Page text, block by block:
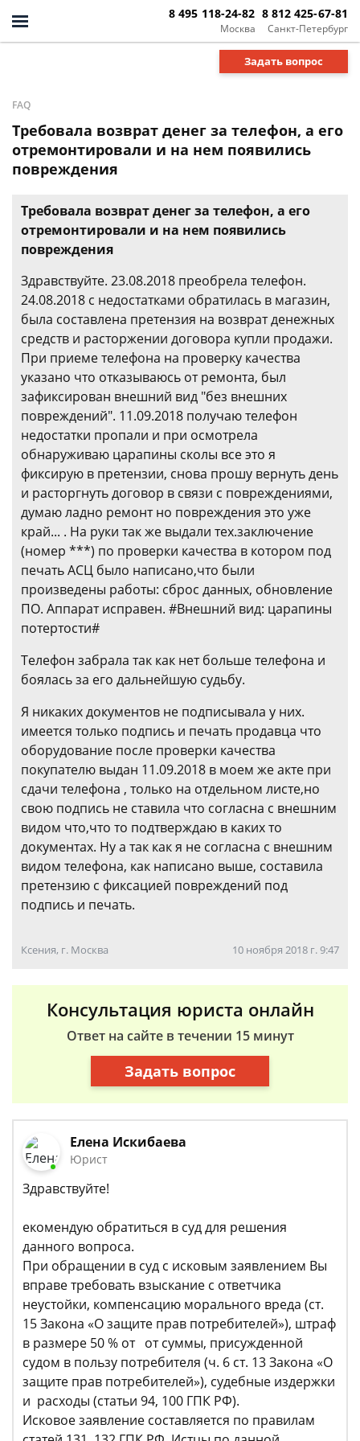
Москва
8 495 118-24-82
Санкт-Петербург
8 812 425-67-81
Задать вопрос
FAQ
Требовала возврат денег за телефон, а его
отремонтировали и на нем появились
повреждения
Требовала возврат денег за телефон, а его
отремонтировали и на нем появились
повреждения
Здравствуйте. 23.08.2018 преобрела телефон.
24.08.2018 с недостатками обратилась в магазин,
была составлена претензия на возврат денежных
средств и расторжении договора купли продажи.
При приеме телефона на проверку качества
указано что отказываюсь от ремонта, был
зафиксирован внешний вид "без внешних
повреждений". 11.09.2018 получаю телефон
недостатки пропали и при осмотрела
обнаруживаю царапины сколы все это я
фиксирую в претензии, снова прошу вернуть день
и расторгнуть договор в связи с повреждениями,
думаю ладно ремонт но повреждения это уже
край... . На руки так же выдали тех.заключение
(номер ***) по проверки качества в котором под
печать АСЦ было написано,что были
произведены работы: сброс данных, обновление
ПО. Аппарат исправен. #Внешний вид: царапины
потертости#
Телефон забрала так как нет больше телефона и
боялась за его дальнейшую судьбу.
Я никаких документов не подписывала у них.
имеется только подпись и печать продавца что
оборудование после проверки качества
покупателю выдан 11.09.2018 в моем же акте при
сдачи телефона , только на отдельном листе,но
свою подпись не ставила что согласна с внешним
видом что,что то подтверждаю в каких то
документах. Ну а так как я не согласна с внешним
видом телефона, как написано выше, составила
претензию с фиксацией повреждений под
подпись и печать.
Ксения, г. Москва 10 ноября 2018 г. 9:47
Консультация юриста онлайн
Ответ на сайте в течении 15 минут
Задать вопрос
Елена Искибаева
Юрист
Здравствуйте!
екомендую обратиться в суд для решения
данного вопроса.
При обращении в суд с исковым заявлением Вы
вправе требовать взыскание с ответчика
неустойки, компенсацию морального вреда (ст.
15 Закона «О защите прав потребителей»), штраф
в размере 50 % от от суммы, присужденной
судом в пользу потребителя (ч. 6 ст. 13 Закона «О
защите прав потребителей»), судебные издержки
и расходы (статьи 94, 100 ГПК РФ).
Исковое заявление составляется по правилам